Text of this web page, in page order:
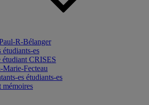
R-Bélanger
étudiants-es
étudiant CRISES
Marie-Fecteau
es étudiants-es
mémoires